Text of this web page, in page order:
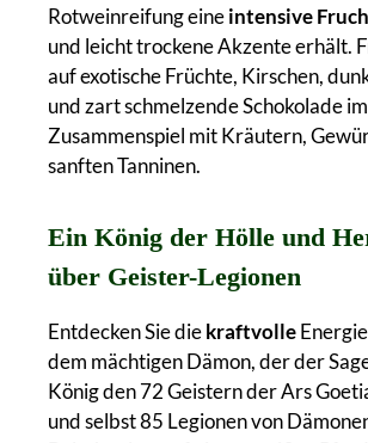
Rotweinreifung eineintensive
und leicht trockene Akzente erhält.
auf exotische Früchte, Kirschen,
und zart schmelzende Schokolade im
Zusammenspiel mit Kräutern,
sanften Tanninen.
Ein König der Hölle und
über Geister-Legionen
Entdecken Sie diekraftvolle
dem mächtigen Dämon, der der
König den 72 Geistern der Ars
und selbst 85 Legionen von